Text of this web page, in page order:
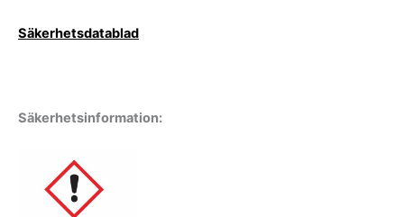
Säkerhetsdatablad
Säkerhetsinformation: